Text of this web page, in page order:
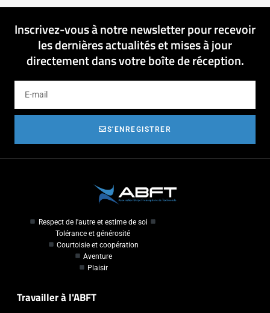
Inscrivez-vous à notre newsletter pour recevoir
les dernières actualités et mises à jour
directement dans votre boîte de réception.
S'ENREGISTRER
Respect de l'autre et estime de soi
Tolérance et générosité
Courtoisie et coopération
Aventure
Plaisir
Travailler à l'ABFT